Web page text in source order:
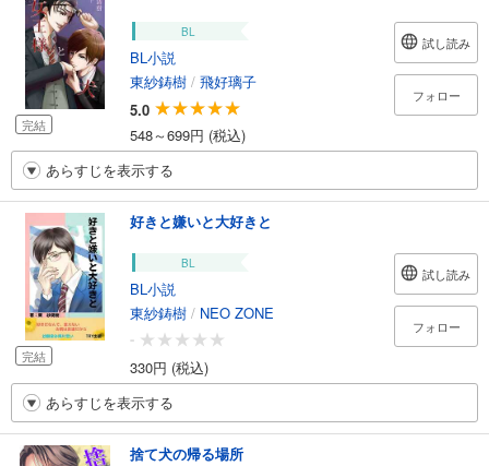
完結
BL
BL小説
東紗鋳樹 / 飛好璃子
5.0
548～699円 (税込)
試し読み
フォロー
あらすじを表示する
完結
好きと嫌いと大好きと
BL
BL小説
東紗鋳樹 / NEO ZONE
-
330円 (税込)
試し読み
フォロー
あらすじを表示する
捨て犬の帰る場所